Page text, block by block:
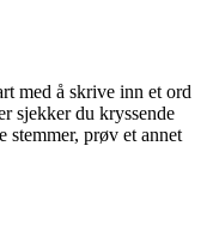
med å skrive inn et ord
sjekker du kryssende
stemmer, prøv et annet